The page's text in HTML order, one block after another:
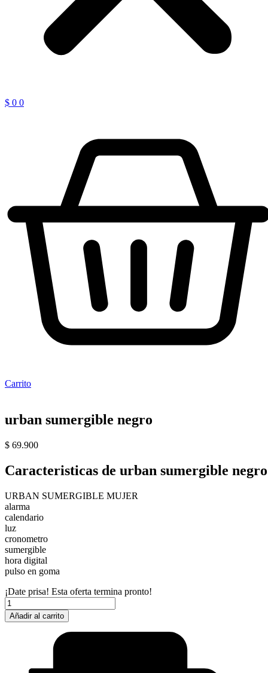
$ 0 0
Carrito
urban sumergible negro
$ 69.900
Caracteristicas de urban sumergible negro
URBAN SUMERGIBLE MUJER
alarma
calendario
luz
cronometro
sumergible
hora digital
pulso en goma
¡Date prisa! Esta oferta termina pronto!
urban
sumergible
negro
Añadir al carrito